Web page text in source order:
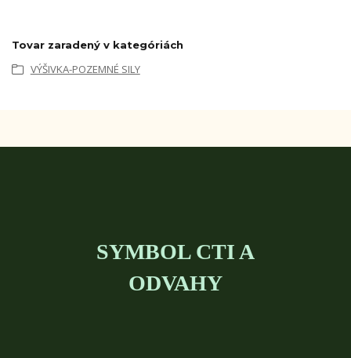
Tovar zaradený v kategóriách
VÝŠIVKA-POZEMNÉ SILY
SYMBOL CTI A
ODVAHY